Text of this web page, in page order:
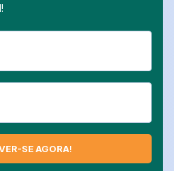
SE AGORA!